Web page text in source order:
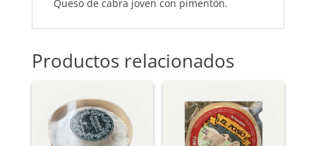
PIMENTÓN
VERA
CANTIDAD
Queso de cabra joven con pimentón.
Productos relacionados